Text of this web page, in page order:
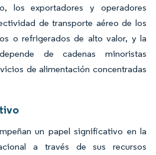
los exportadores y operadores
de transporte aéreo de los
o refrigerados de alto valor, y la
de cadenas minoristas
de alimentación concentradas
un papel significativo en la
a través de sus recursos